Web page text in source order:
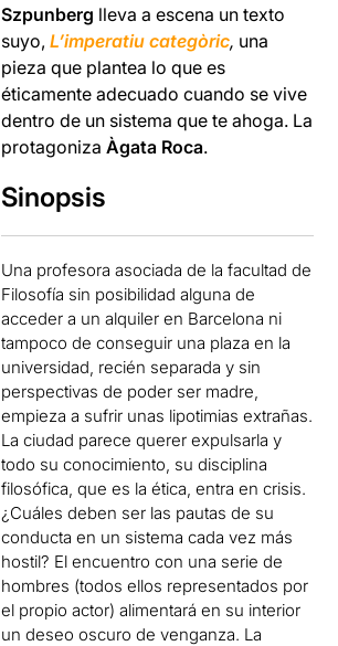
Szpunberg lleva a escena un texto
suyo,L’imperatiu categòric, una
pieza que plantea lo que es
éticamente adecuado cuando se vive
dentro de un sistema que te ahoga. La
protagonizaÀgata Roca.
Sinopsis
Una profesora asociada de la facultad de
Filosofía sin posibilidad alguna de
acceder a un alquiler en Barcelona ni
tampoco de conseguir una plaza en la
universidad, recién separada y sin
perspectivas de poder ser madre,
empieza a sufrir unas lipotimias extrañas.
La ciudad parece querer expulsarla y
todo su conocimiento, su disciplina
filosófica, que es la ética, entra en crisis.
¿Cuáles deben ser las pautas de su
conducta en un sistema cada vez más
hostil? El encuentro con una serie de
hombres (todos ellos representados por
el propio actor) alimentará en su interior
un deseo oscuro de venganza. La